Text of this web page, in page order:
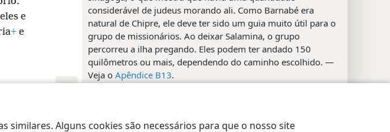
similares. Alguns cookies são necessários para que o nosso site
considerável de judeus morando ali. Como Barnabé era
natural de Chipre, ele deve ter sido um guia muito útil para o
grupo de missionários. Ao deixar Salamina, o grupo
percorreu a ilha pregando. Eles podem ter andado 150
quilômetros ou mais, dependendo do caminho escolhido. —
Veja o Apêndice B13.
(Veja anota de estudo em Mr Título.) Tanto aqui como em
e
+ e